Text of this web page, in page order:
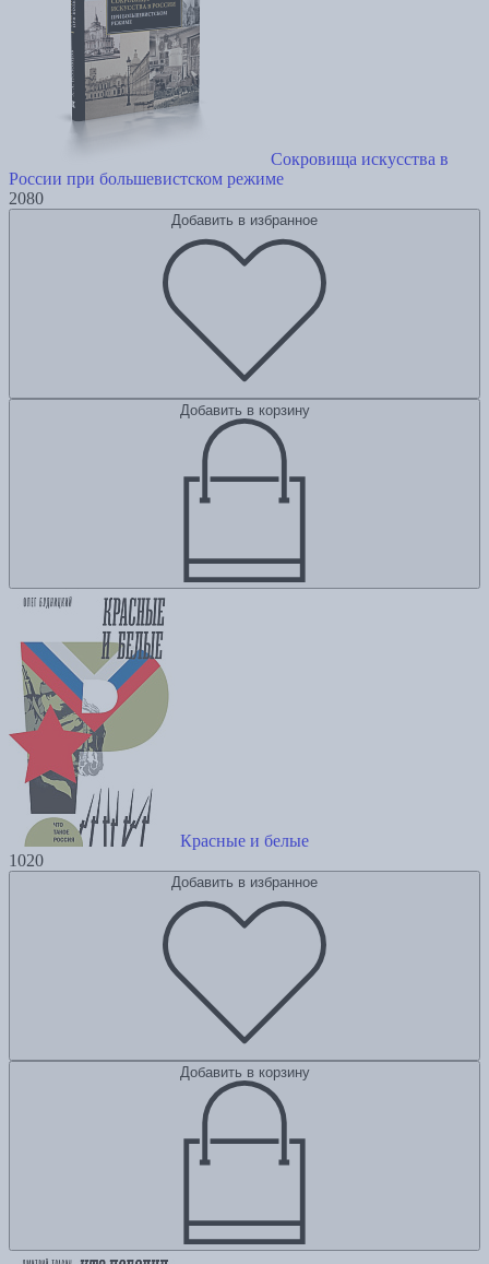
Сокровища искусства в
России при большевистском режиме
2080
Добавить в избранное
Добавить в корзину
Красные и белые
1020
Добавить в избранное
Добавить в корзину